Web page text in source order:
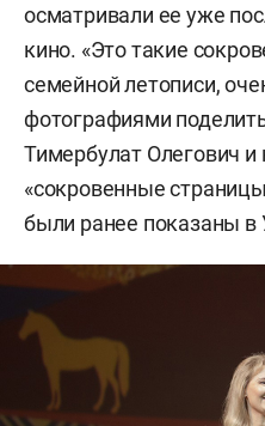
осматривали ее уже
кино. «Это такие
семейной летописи,
фотографиями
Тимербулат Олегович и
«сокровенные
были ранее показаны в